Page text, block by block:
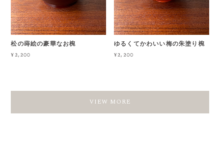
松の蒔絵の豪華なお椀
¥2,200
ゆるくてかわいい梅の朱塗り椀
¥2,200
VIEW MORE